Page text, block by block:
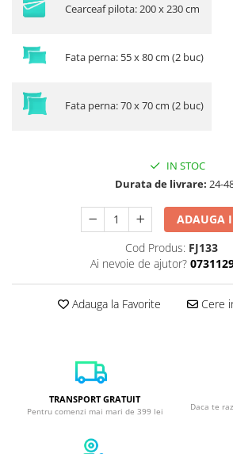
Cearceaf pilota: 200 x 230 cm
Fata perna: 55 x 80 cm (2 buc)
Fata perna: 70 x 70 cm (2 buc)
IN STOC
Durata de livrare: 24-
ADAUGA
Cod Produs: FJ133
Ai nevoie de ajutor?
Adauga la Favorite Cere
TRANSPORT GRATUIT
Pentru comenzi mai mari de 399 lei
Daca te